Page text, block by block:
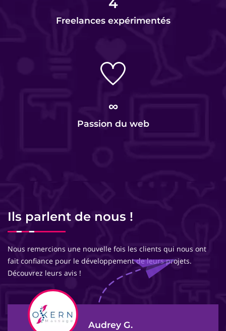
Freelances expérimentés
∞
Passion du web
Ils parlent de nous !
Nous remercions une nouvelle fois les clients qui nous ont
fait confiance pour le développement de leurs projets.
Découvrez leurs avis !
Audrey G.